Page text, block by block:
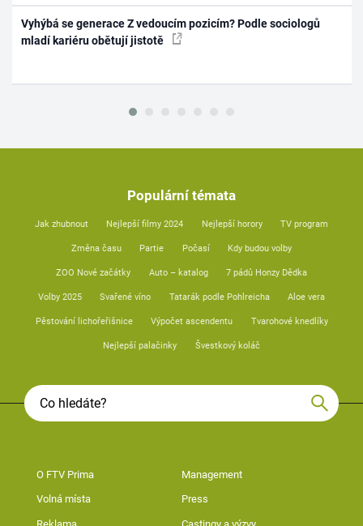
Vyhýbá se generace Z vedoucím pozicím? Podle sociologů
mladí kariéru obětují jistotě
Populární témata
Jak zhubnout Nejlepší filmy 2024 Nejlepší horory TV program
Změna času Partie Počasí Kdy budou volby
ZOO Nové začátky Auto – katalog 7 pádů Honzy Dědka
Volby 2025 Svařené víno Tatarák podle Pohlreicha Aloe vera
Pěstování lichořeřišnice Výpočet ascendentu Tvarohové knedlíky
Nejlepší palačinky Švestkový koláč
O FTV Prima Management
Volná místa Press